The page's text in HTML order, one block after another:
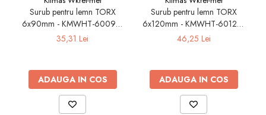
Plasa gard
Stalpi gard
Aparate de spalat cu presiune
Aspiratoar, suflante si pulverizatoare
Masini de tuns iarba, trimmere si
Surub pentru lemn TORX
6x90mm - KMWHT-60090,
Klimas Wkret-met
35,31 Lei
ADAUGA IN COS
Surub pentru lemn TORX
6x120mm - KMWHT-60120,
Klimas Wkret-met
46,25 Lei
ADAUGA IN COS